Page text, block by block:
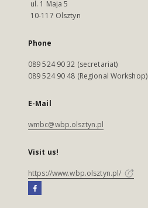
ul. 1 Maja 5
10-117 Olsztyn
Phone
089 524 90 32 (secretariat)
089 524 90 48 (Regional Workshop)
E-Mail
wmbc@wbp.olsztyn.pl
Visit us!
https://www.wbp.olsztyn.pl/